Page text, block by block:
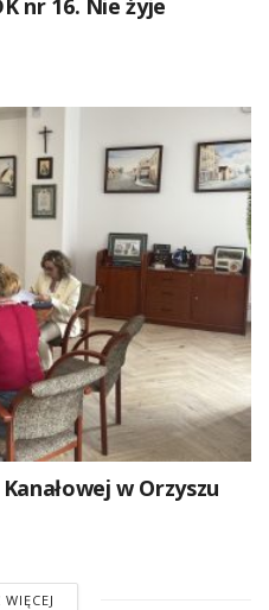
nr 16. Nie żyje
w Orzyszu